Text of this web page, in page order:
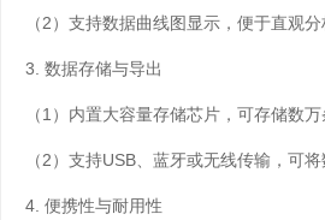
（2）支持数据曲线图显示，便于直观分
3. 数据存储与导出
（1）内置大容量存储芯片，可存储数万
（2）支持USB、蓝牙或无线传输，可
4. 便携性与耐用性